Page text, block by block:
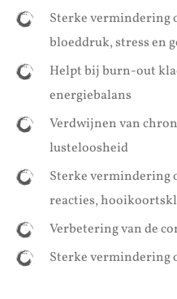
Sterke vermindering
bloeddruk, stress en
Helpt bij burn-out
energiebalans
Verdwijnen van
lusteloosheid
Sterke vermindering
reacties,
Verbetering van de
Sterke vermindering